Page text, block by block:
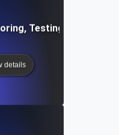
Testing, and
details